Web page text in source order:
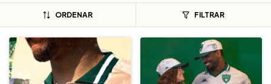
ORDENAR FILTRAR